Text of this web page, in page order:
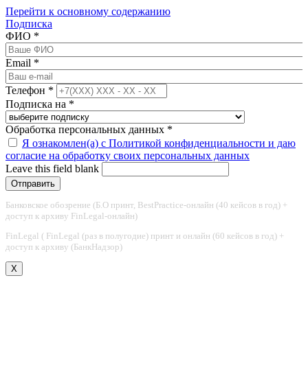
Перейти к основному содержанию
Подписка
ФИО *
Email *
Телефон *
Подписка на *
Обработка персональных данных *
Я ознакомлен(а) с Политикой конфиденциальности и даю
согласие на обработку своих персональных данных
Leave this field blank
Банковское обозрение (Б.О принт, BestPractice-онлайн (40 кейсов в год) +
доступ к архиву FinLegal-онлайн)
FinLegal ( FinLegal (раз в полугодие) принт и онлайн (60 кейсов в год) +
доступ к архиву (БанкНадзор)
X